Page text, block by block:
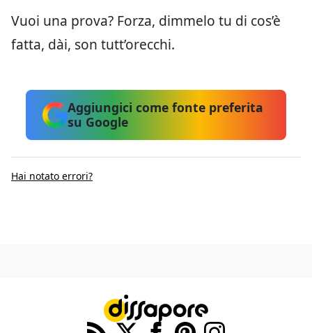
Vuoi una prova? Forza, dimmelo tu di cos’è
fatta, dài, son tutt’orecchi.
Aggiungici come fonte preferita
su Google
Hai notato errori?